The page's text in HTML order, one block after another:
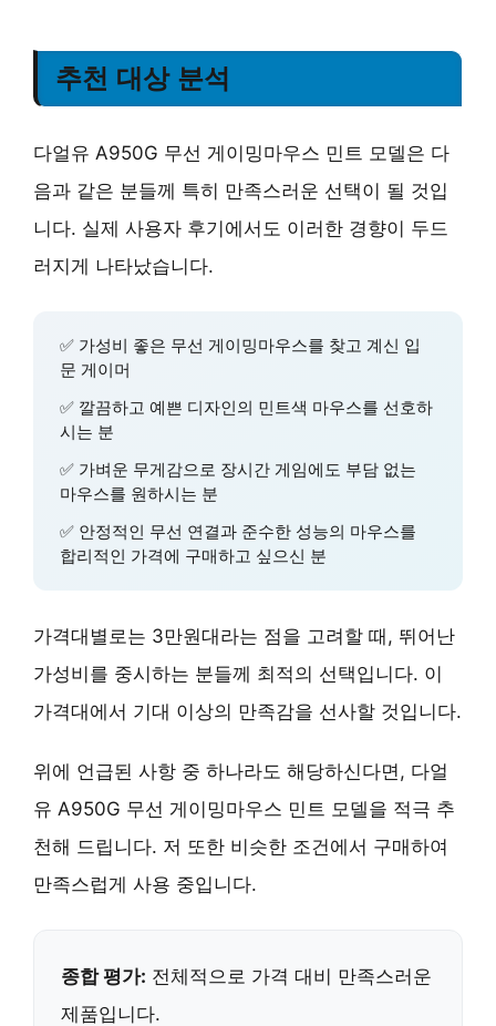
추천 대상 분석
다얼유 A950G 무선 게이밍마우스 민트 모델은 다
음과 같은 분들께 특히 만족스러운 선택이 될 것입
니다. 실제 사용자 후기에서도 이러한 경향이 두드
러지게 나타났습니다.
✅ 가성비 좋은 무선 게이밍마우스를 찾고 계신 입
문 게이머
✅ 깔끔하고 예쁜 디자인의 민트색 마우스를 선호하
시는 분
✅ 가벼운 무게감으로 장시간 게임에도 부담 없는
마우스를 원하시는 분
✅ 안정적인 무선 연결과 준수한 성능의 마우스를
합리적인 가격에 구매하고 싶으신 분
가격대별로는 3만원대라는 점을 고려할 때, 뛰어난
가성비를 중시하는 분들께 최적의 선택입니다. 이
가격대에서 기대 이상의 만족감을 선사할 것입니다.
위에 언급된 사항 중 하나라도 해당하신다면, 다얼
유 A950G 무선 게이밍마우스 민트 모델을 적극 추
천해 드립니다. 저 또한 비슷한 조건에서 구매하여
만족스럽게 사용 중입니다.
종합 평가: 전체적으로 가격 대비 만족스러운
제품입니다.